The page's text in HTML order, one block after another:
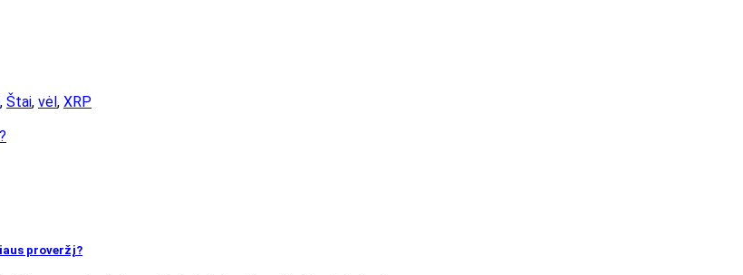
, Štai, vėl, XRP
proveržį?